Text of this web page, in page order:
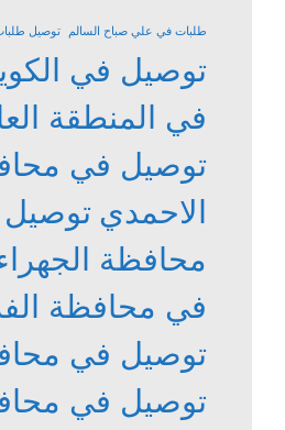
طلبات في علي صباح السالم توصيل
توصيل في
في المنطقة
توصيل في
الاحمدي
محافظة
في محافظة
توصيل في
توصيل في